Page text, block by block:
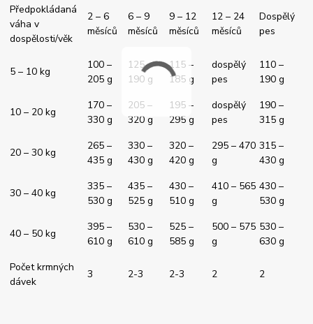
Předpokládaná
váha v
dospělosti/věk
2 – 6
měsíců
6 – 9
měsíců
9 – 12
měsíců
12 – 24
měsíců
Dospělý
pes
5 – 10 kg
100 –
205 g
125 –
190 g
115 –
185 g
dospělý
pes
110 –
190 g
10 – 20 kg
170 –
330 g
205 –
320 g
195 –
295 g
dospělý
pes
190 –
315 g
20 – 30 kg
265 –
435 g
330 –
430 g
320 –
420 g
295 – 470
g
315 –
430 g
30 – 40 kg
335 –
530 g
435 –
525 g
430 –
510 g
410 – 565
g
430 –
530 g
40 – 50 kg
395 –
610 g
530 –
610 g
525 –
585 g
500 – 575
g
530 –
630 g
Počet krmných
dávek
3 2-3 2-3 2 2